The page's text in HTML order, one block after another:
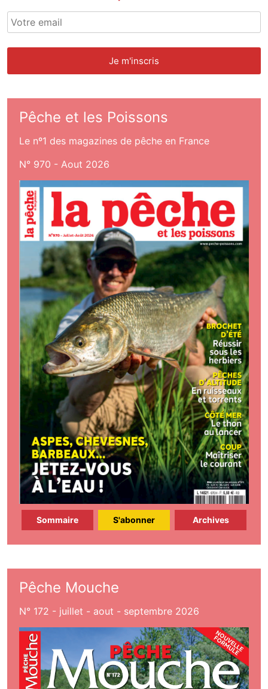
Pêche et les Poissons
Le nº1 des magazines de pêche en France
N° 970 - Aout 2026
Sommaire S'abonner Archives
Pêche Mouche
N° 172 - juillet - aout - septembre 2026